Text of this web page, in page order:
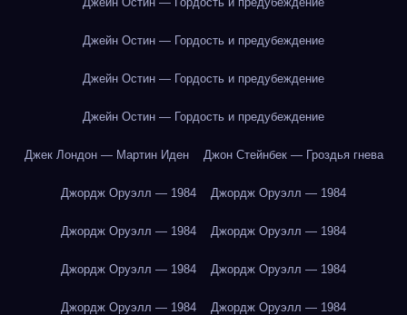
Джейн Остин — Гордость и предубеждение
Джейн Остин — Гордость и предубеждение
Джейн Остин — Гордость и предубеждение
Джек Лондон — Мартин Иден Джон Стейнбек — Гроздья гнева
Джордж Оруэлл — 1984 Джордж Оруэлл — 1984
Джордж Оруэлл — 1984 Джордж Оруэлл — 1984
Джордж Оруэлл — 1984 Джордж Оруэлл — 1984
Джордж Оруэлл — 1984 Джордж Оруэлл — 1984